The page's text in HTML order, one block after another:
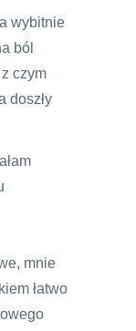
wybitnie
ból
czym
doszły
mnie
łatwo